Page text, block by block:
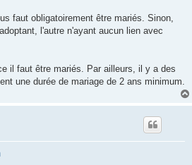
faut obligatoirement être mariés. Sinon,
l'autre n'ayant aucun lien avec
il faut être mariés. Par ailleurs, il y a des
une durée de mariage de 2 ans minimum.